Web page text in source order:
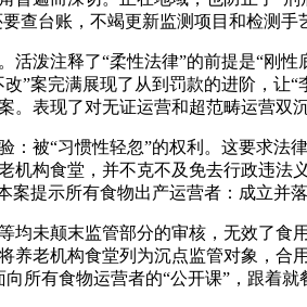
查台账，不竭更新监测项目和检测
注释了“柔性法律”的前提是“刚性
”案完满展现了从到罚款的进阶，
表现了对无证运营和超范畴运营双
被“习惯性轻忽”的权利。这要求法
机构食堂，并不克不及免去行政违
案提示所有食物出产运营者：成立并
未颠末监管部分的审核，无效了食
养老机构食堂列为沉点监管对象，
所有食物运营者的“公开课”，跟着